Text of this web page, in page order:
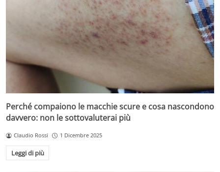
Perché compaiono le macchie scure e cosa nascondono
davvero: non le sottovaluterai più
Claudio Rossi 1 Dicembre 2025
Leggi di più